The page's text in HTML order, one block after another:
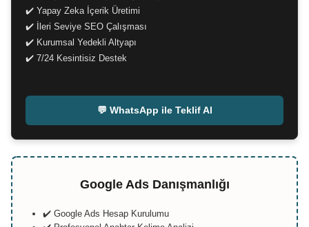
✔️ Yapay Zeka İçerik Üretimi
✔️ İleri Seviye SEO Çalışması
✔️ Kurumsal Yedekli Altyapı
✔️ 7/24 Kesintisiz Destek
💬 WhatsApp ile Teklif Al
Google Ads Danışmanlığı
✔️ Google Ads Hesap Kurulumu